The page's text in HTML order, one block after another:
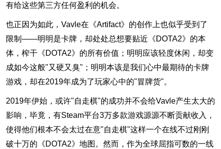
有给这些第三方任何盈利的机会。
也正因为如此，Vavle在《Artifact》的创作上也似乎受到了
限制——明明是卡牌，却处处总想要贴近《DOTA2》的本
体，榨干《DOTA2》的所有价值；明明应该轻度休闲，却变
成如今这般"又硬又臭"；明明本该是我们心中最期待的卡牌
游戏，却在2019年成为了玩家心中的"冒牌货"。
2019年伊始，或许"自走棋"的成功并不会给Vavle产生太大的
影响，毕竟，有Steam平台3万多款游戏源源不断贡献收入，
使得他们根本不会太过在意"自走棋"这样一个在线不过刚刚
破十万的《DOTA2》地图。然而，作为全球屈指可数的一线